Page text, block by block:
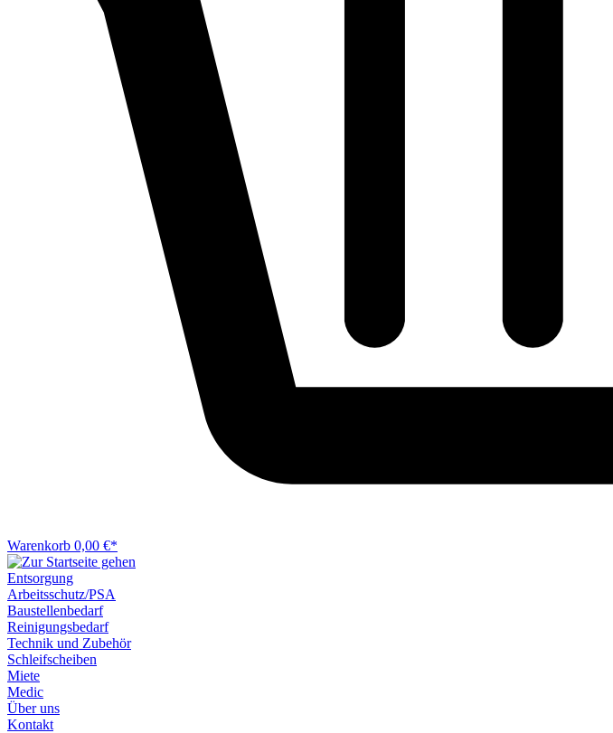
Warenkorb 0,00 €*
Entsorgung
Arbeitsschutz/PSA
Baustellenbedarf
Reinigungsbedarf
Technik und Zubehör
Schleifscheiben
Miete
Medic
Über uns
Kontakt